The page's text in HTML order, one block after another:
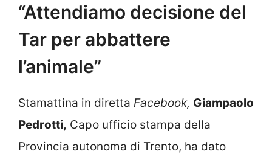
“Attendiamo decisione del
Tar per abbattere
l’animale”
Stamattina in diretta Facebook, Giampaolo
Pedrotti, Capo ufficio stampa della
Provincia autonoma di Trento, ha dato